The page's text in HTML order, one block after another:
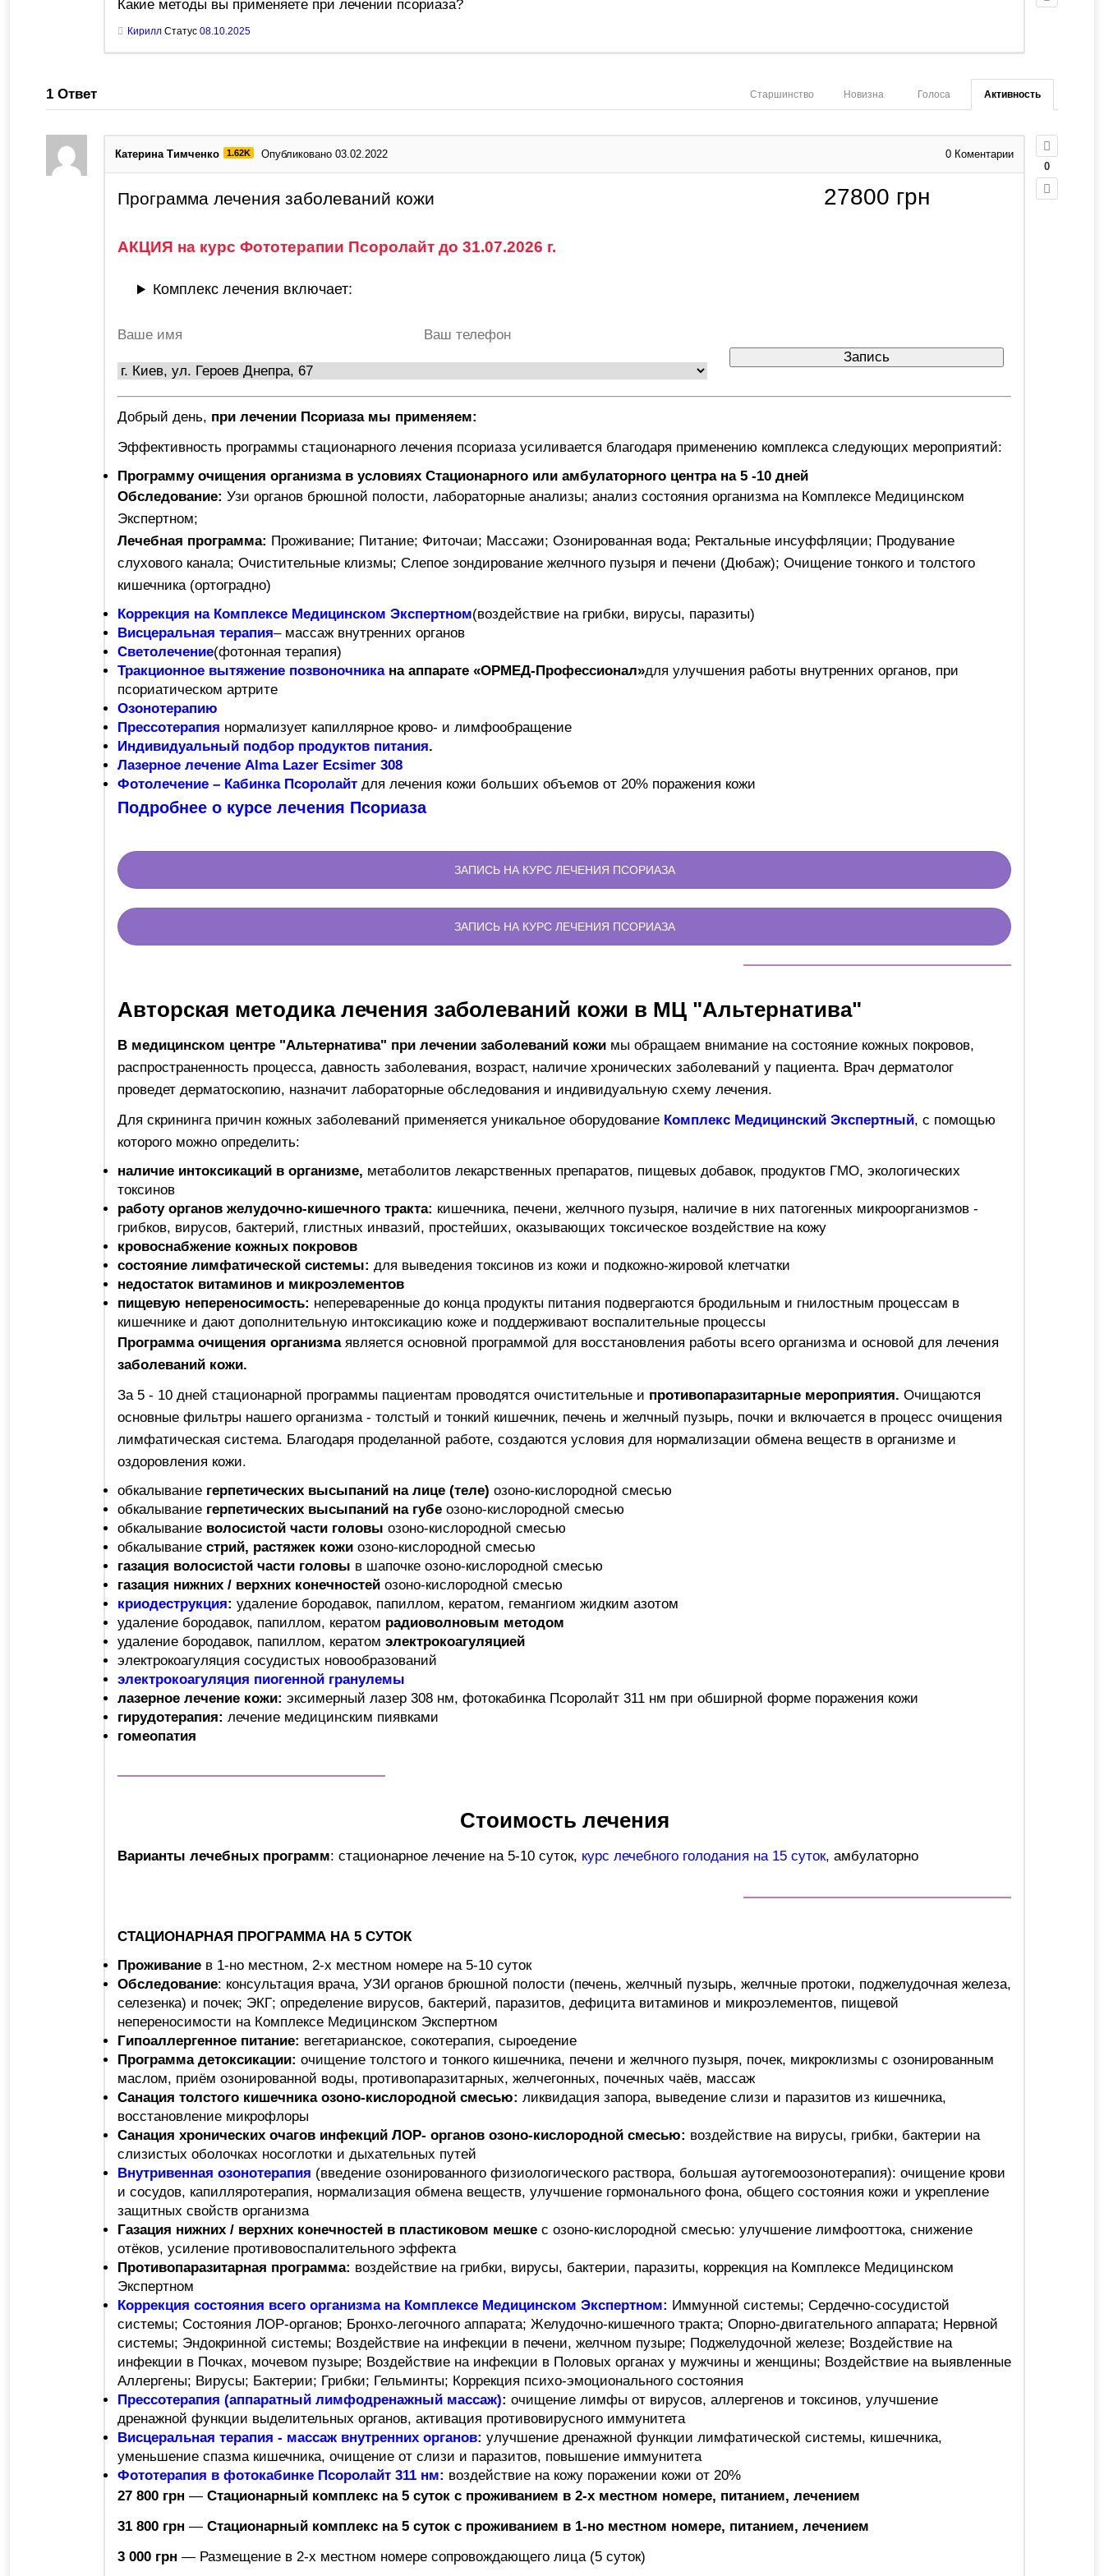
Какие методы вы применяете при лечении псориаза?
Кирилл Статус 08.10.2025
1 Ответ Активность
Голоса
Новизна
Старшинство
0
Катерина Тимченко 1.62K Опубликовано 03.02.2022 0 Коментарии
Программа лечения заболеваний кожи 27800 грн
АКЦИЯ на курс Фототерапии Псоролайт до 31.07.2026 г.
Комплекс лечения включает:
Добрый день, при лечении Псориаза мы применяем:
Эффективность программы стационарного лечения псориаза усиливается благодаря применению комплекса следующих мероприятий:
Программу очищения организма в условиях Стационарного или амбулаторного центра на 5 -10 дней
Обследование: Узи органов брюшной полости, лабораторные анализы; анализ состояния организма на Комплексе Медицинском
Экспертном;
Лечебная программа: Проживание; Питание; Фиточаи; Массажи; Озонированная вода; Ректальные инсуффляции; Продувание
слухового канала; Очистительные клизмы; Слепое зондирование желчного пузыря и печени (Дюбаж); Очищение тонкого и толстого
кишечника (ортоградно)
Коррекция на Комплексе Медицинском Экспертном(воздействие на грибки, вирусы, паразиты)
Висцеральная терапия– массаж внутренних органов
Светолечение(фотонная терапия)
Тракционное вытяжение позвоночника на аппарате «ОРМЕД-Профессионал»для улучшения работы внутренних органов, при
псориатическом артрите
Озонотерапию
Прессотерапия нормализует капиллярное крово- и лимфообращение
Индивидуальный подбор продуктов питания.
Лазерное лечение Alma Lazer Ecsimer 308
Фотолечение – Кабинка Псоролайт для лечения кожи больших объемов от 20% поражения кожи
Подробнее о курсе лечения Псориаза
ЗАПИСЬ НА КУРС ЛЕЧЕНИЯ ПСОРИАЗА
ЗАПИСЬ НА КУРС ЛЕЧЕНИЯ ПСОРИАЗА
Авторская методика лечения заболеваний кожи в МЦ "Альтернатива"
В медицинском центре "Альтернатива" при лечении заболеваний кожи мы обращаем внимание на состояние кожных покровов,
распространенность процесса, давность заболевания, возраст, наличие хронических заболеваний у пациента. Врач дерматолог
проведет дерматоскопию, назначит лабораторные обследования и индивидуальную схему лечения.
Для скрининга причин кожных заболеваний применяется уникальное оборудование Комплекс Медицинский Экспертный, с помощью
которого можно определить:
наличие интоксикаций в организме, метаболитов лекарственных препаратов, пищевых добавок, продуктов ГМО, экологических
токсинов
работу органов желудочно-кишечного тракта: кишечника, печени, желчного пузыря, наличие в них патогенных микроорганизмов -
грибков, вирусов, бактерий, глистных инвазий, простейших, оказывающих токсическое воздействие на кожу
кровоснабжение кожных покровов
состояние лимфатической системы: для выведения токсинов из кожи и подкожно-жировой клетчатки
недостаток витаминов и микроэлементов
пищевую непереносимость: непереваренные до конца продукты питания подвергаются бродильным и гнилостным процессам в
кишечнике и дают дополнительную интоксикацию коже и поддерживают воспалительные процессы
Программа очищения организмаявляется основной программой для восстановления работы всего организма и основой для лечения
заболеваний кожи.
За 5 - 10 дней стационарной программы пациентам проводятся очистительные и противопаразитарные мероприятия. Очищаются
основные фильтры нашего организма - толстый и тонкий кишечник, печень и желчный пузырь, почки и включается в процесс очищения
лимфатическая система. Благодаря проделанной работе, создаются условия для нормализации обмена веществ в организме и
оздоровления кожи.
обкалывание герпетических высыпаний на лице (теле) озоно-кислородной смесью
обкалывание герпетических высыпаний на губе озоно-кислородной смесью
обкалывание волосистой части головы озоно-кислородной смесью
обкалывание стрий, растяжек кожи озоно-кислородной смесью
газация волосистой части головы в шапочке озоно-кислородной смесью
газация нижних / верхних конечностей озоно-кислородной смесью
криодеструкция: удаление бородавок, папиллом, кератом, гемангиом жидким азотом
удаление бородавок, папиллом, кератом радиоволновым методом
удаление бородавок, папиллом, кератом электрокоагуляцией
электрокоагуляция сосудистых новообразований
электрокоагуляция пиогенной гранулемы
лазерное лечение кожи: эксимерный лазер 308 нм, фотокабинка Псоролайт 311 нм при обширной форме поражения кожи
гирудотерапия: лечение медицинским пиявками
гомеопатия
Стоимость лечения
Варианты лечебных программ: стационарное лечение на 5-10 суток, курс лечебного голодания на 15 суток, амбулаторно
СТАЦИОНАРНАЯ ПРОГРАММА НА 5 СУТОК
Проживание в 1-но местном, 2-х местном номере на 5-10 суток
Обследование: консультация врача, УЗИ органов брюшной полости (печень, желчный пузырь, желчные протоки, поджелудочная железа,
селезенка) и почек; ЭКГ; определение вирусов, бактерий, паразитов, дефицита витаминов и микроэлементов, пищевой
непереносимости на Комплексе Медицинском Экспертном
Гипоаллергенное питание: вегетарианское, сокотерапия, сыроедение
Программа детоксикации: очищение толстого и тонкого кишечника, печени и желчного пузыря, почек, микроклизмы с озонированным
маслом, приём озонированной воды, противопаразитарных, желчегонных, почечных чаёв, массаж
Санация толстого кишечника озоно-кислородной смесью: ликвидация запора, выведение слизи и паразитов из кишечника,
восстановление микрофлоры
Санация хронических очагов инфекций ЛОР- органов озоно-кислородной смесью: воздействие на вирусы, грибки, бактерии на
слизистых оболочках носоглотки и дыхательных путей
Внутривенная озонотерапия (введение озонированного физиологического раствора, большая аутогемоозонотерапия): очищение крови
и сосудов, капилляротерапия, нормализация обмена веществ, улучшение гормонального фона, общего состояния кожи и укрепление
защитных свойств организма
Газация нижних / верхних конечностей в пластиковом мешке с озоно-кислородной смесью: улучшение лимфооттока, снижение
отёков, усиление противовоспалительного эффекта
Противопаразитарная программа: воздействие на грибки, вирусы, бактерии, паразиты, коррекция на Комплексе Медицинском
Экспертном
Коррекция состояния всего организма на Комплексе Медицинском Экспертном: Иммунной системы; Сердечно-сосудистой
системы; Состояния ЛОР-органов; Бронхо-легочного аппарата; Желудочно-кишечного тракта; Опорно-двигательного аппарата; Нервной
системы; Эндокринной системы; Воздействие на инфекции в печени, желчном пузыре; Поджелудочной железе; Воздействие на
инфекции в Почках, мочевом пузыре; Воздействие на инфекции в Половых органах у мужчины и женщины; Воздействие на выявленные
Аллергены; Вирусы; Бактерии; Грибки; Гельминты; Коррекция психо-эмоционального состояния
Прессотерапия (аппаратный лимфодренажный массаж): очищение лимфы от вирусов, аллергенов и токсинов, улучшение
дренажной функции выделительных органов, активация противовирусного иммунитета
Висцеральная терапия - массаж внутренних органов: улучшение дренажной функции лимфатической системы, кишечника,
уменьшение спазма кишечника, очищение от слизи и паразитов, повышение иммунитета
Фототерапия в фотокабинке Псоролайт 311 нм: воздействие на кожу поражении кожи от 20%
27 800 грн — Стационарный комплекс на 5 суток с проживанием в 2-х местном номере, питанием, лечением
31 800 грн — Стационарный комплекс на 5 суток с проживанием в 1-но местном номере, питанием, лечением
3 000 грн — Размещение в 2-х местном номере сопровождающего лица (5 суток)